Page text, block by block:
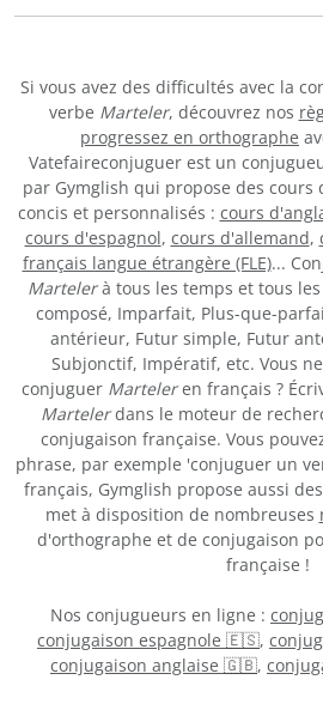
Si vous avez des difficultés avec la
verbe Marteler, découvrez nos
progressez en orthographe
Vatefaireconjuguer est un
par Gymglish qui propose des cours
concis et personnalisés : cours
cours d'espagnol, cours d'allemand,
français langue étrangère (FLE)...
Martelerà tous les temps et tous les
composé, Imparfait, Plus-que-
antérieur, Futur simple, Futur
Subjonctif, Impératif, etc. Vous
conjuguer Marteleren français ?
Martelerdans le moteur de
conjugaison française. Vous
phrase, par exemple 'conjuguer un
français, Gymglish propose aussi des
met à disposition de nombreuses
d'orthographe et de conjugaison
française !
Nos conjugueurs en ligne :
conjugaison espagnole 🇪🇸,
conjugaison anglaise 🇬🇧,